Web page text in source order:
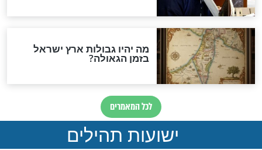
להמתקת הדינים וביטול